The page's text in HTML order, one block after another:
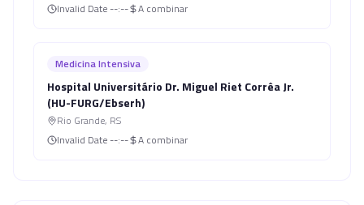
Invalid Date --:-- A combinar
Medicina Intensiva
Hospital Universitário Dr. Miguel Riet Corrêa Jr.
(HU-FURG/Ebserh)
Rio Grande, RS
Invalid Date --:-- A combinar